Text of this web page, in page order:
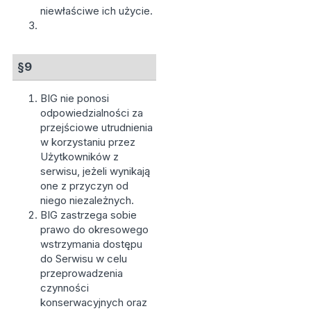
niewłaściwe ich użycie.
§9
BIG nie ponosi
odpowiedzialności za
przejściowe utrudnienia
w korzystaniu przez
Użytkowników z
serwisu, jeżeli wynikają
one z przyczyn od
niego niezależnych.
BIG zastrzega sobie
prawo do okresowego
wstrzymania dostępu
do Serwisu w celu
przeprowadzenia
czynności
konserwacyjnych oraz